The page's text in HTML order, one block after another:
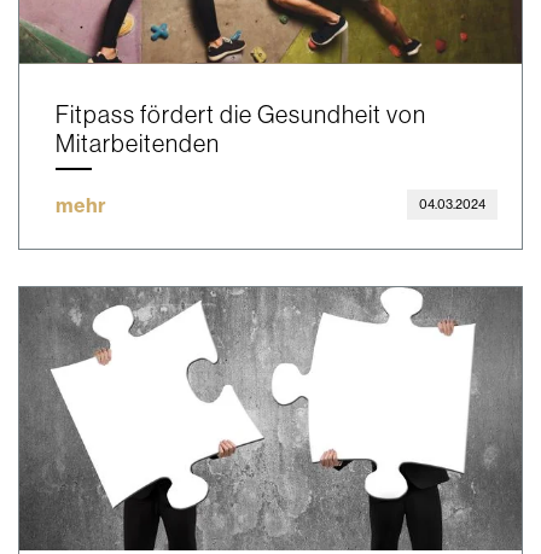
Fitpass fördert die Gesundheit von
Mitarbeitenden
mehr 04.03.2024